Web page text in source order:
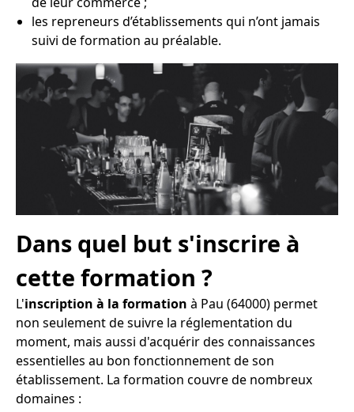
les repreneurs d’établissements qui n’ont jamais
suivi de formation au préalable.
Dans quel but s'inscrire à
cette formation ?
L'inscription à la formation à Pau (64000) permet
non seulement de suivre la réglementation du
moment, mais aussi d'acquérir des connaissances
essentielles au bon fonctionnement de son
établissement. La formation couvre de nombreux
domaines :